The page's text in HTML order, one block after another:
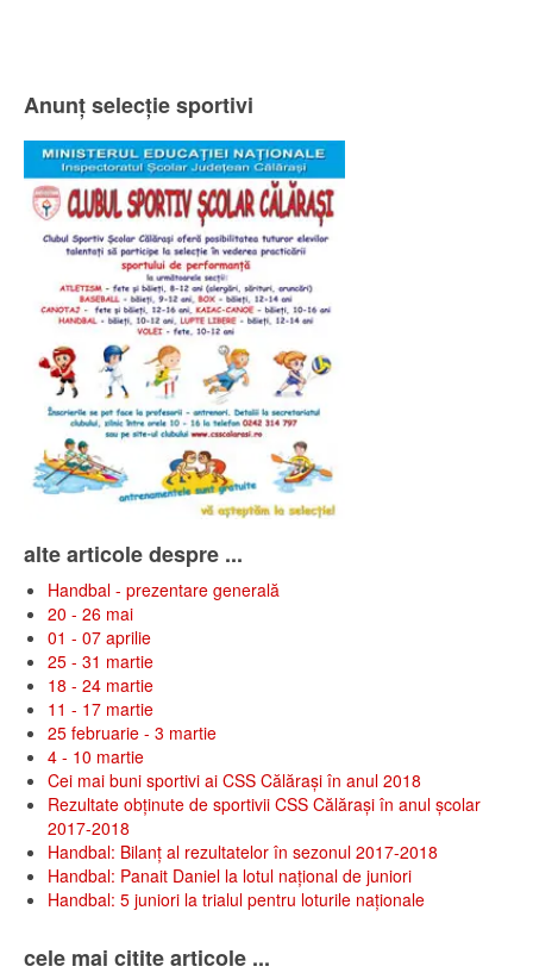
Anunț selecție sportivi
alte articole despre ...
Handbal - prezentare generală
20 - 26 mai
01 - 07 aprilie
25 - 31 martie
18 - 24 martie
11 - 17 martie
25 februarie - 3 martie
4 - 10 martie
Cei mai buni sportivi ai CSS Călărași în anul 2018
Rezultate obținute de sportivii CSS Călărași în anul școlar
2017-2018
Handbal: Bilanț al rezultatelor în sezonul 2017-2018
Handbal: Panait Daniel la lotul național de juniori
Handbal: 5 juniori la trialul pentru loturile naționale
cele mai citite articole ...